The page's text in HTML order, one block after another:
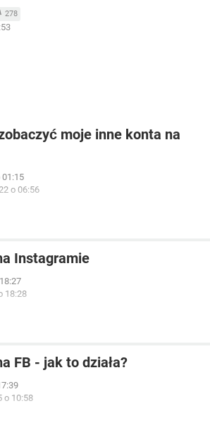
278
moje inne konta na
01:15
o 06:56
Instagramie
18:28
FB - jak to działa?
o 10:58